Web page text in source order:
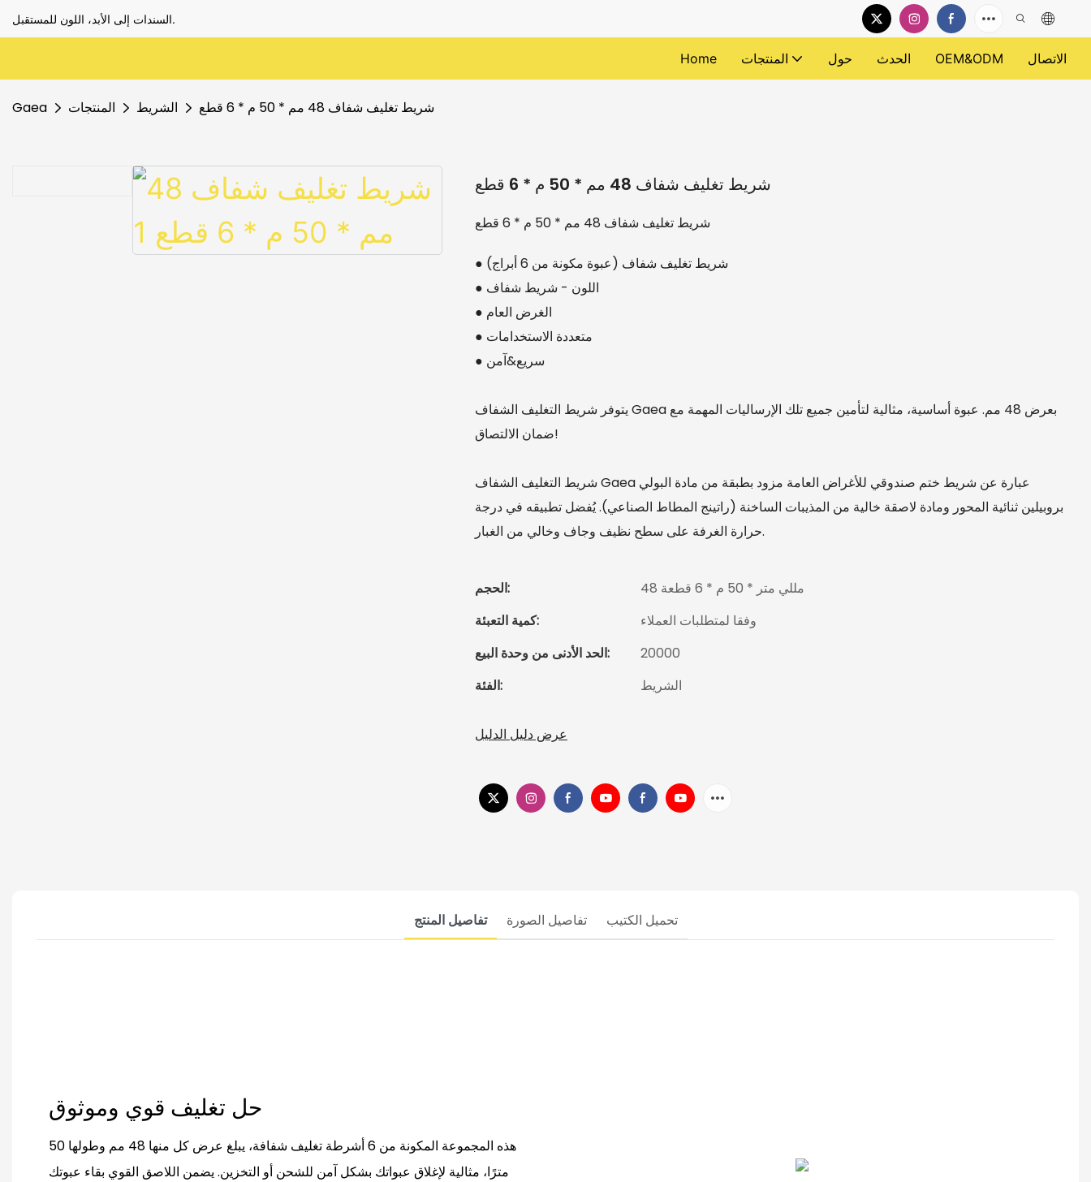
السندات إلى الأبد، اللون للمستقبل.
Home المنتجات حول الحدث OEM&ODM الاتصال
Gaea المنتجات الشريط شريط تغليف شفاف 48 مم * 50 م * 6 قطع
شريط تغليف شفاف 48 مم * 50 م * 6 قطع
شريط تغليف شفاف 48 مم * 50 م * 6 قطع
● شريط تغليف شفاف (عبوة مكونة من 6 أبراج)
● اللون - شريط شفاف
● الغرض العام
● متعددة الاستخدامات
● سريع&آمن
يتوفر شريط التغليف الشفاف Gaea بعرض 48 مم. عبوة أساسية، مثالية لتأمين جميع تلك الإرساليات المهمة مع
ضمان الالتصاق!
شريط التغليف الشفاف Gaea عبارة عن شريط ختم صندوقي للأغراض العامة مزود بطبقة من مادة البولي
بروبيلين ثنائية المحور ومادة لاصقة خالية من المذيبات الساخنة (راتينج المطاط الصناعي). يُفضل تطبيقه في درجة
حرارة الغرفة على سطح نظيف وجاف وخالي من الغبار.
الحجم:
48 مللي متر * 50 م * 6 قطعة
كمية التعبئة:
وفقا لمتطلبات العملاء
الحد الأدنى من وحدة البيع:
20000
الفئة:
الشريط
عرض دليل الدليل
تفاصيل المنتج تفاصيل الصورة تحميل الكتيب
هذه المجموعة المكونة من 6 أشرطة تغليف شفافة، يبلغ عرض كل منها 48 مم وطولها 50
مترًا، مثالية لإغلاق عبواتك بشكل آمن للشحن أو التخزين. يضمن اللاصق القوي بقاء عبوتك